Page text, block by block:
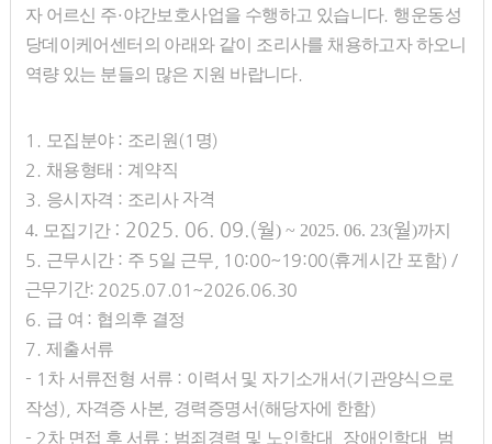
자 어르신 주·야간보호사업을 수행하고 있습니다. 행운동성
당데이케어센터의 아래와 같이 조리사를 채용하고자 하오니
역량 있는 분들의 많은 지원 바랍니다.
1. 모집분야 : 조리원 (1 명)
2. 채용형태 : 계약직
3. 응시자격 : 조리사자격
4. 모집기간 : 2025. 06. 09.(월) ~ 2025. 06. 23(월)까지
5. 근무시간 : 주 5일 근무 , 10:00~19:00(휴게시간 포함) /
근무기간: 2025.07.01~2026.06.30
6. 급 여 : 협의후 결정
7. 제출서류
- 1 차 서류전형 서류 : 이력서 및 자기소개서 (기관양식으로
작성), 자격증 사본 경력증명서 (해당자에 한함)
- 2차 면접 후 서류 : 범죄경력 및 노인학대 장애인학대
범